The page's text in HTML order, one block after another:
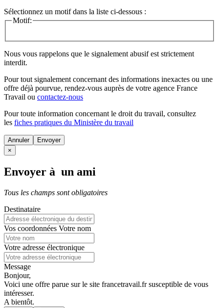
Sélectionnez un motif dans la liste ci-dessous :
Motif:
Nous vous rappelons que le signalement abusif est strictement
interdit.
Pour tout signalement concernant des informations inexactes ou une
offre déjà pourvue, rendez-vous auprès de votre agence France
Travail ou contactez-nous
Pour toute information concernant le droit du travail, consultez
les fiches pratiques du Ministère du travail
Annuler
×
Envoyer à un ami
Tous les champs sont obligatoires
Destinataire
Vos coordonnées Votre nom
Votre adresse électronique
Message
Bonjour,
Voici une offre parue sur le site francetravail.fr susceptible de vous
intéresser.
A bientôt.